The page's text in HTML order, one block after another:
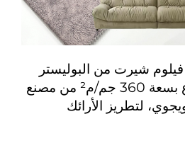
شيرت من البوليستر
المطبوع بسعة 360 جم/م² من مصنع
لتطريز الأرائك